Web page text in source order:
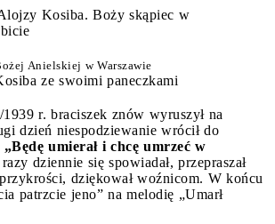
Anielskiej w Warszawie
ze swoimi paneczkami
r. braciszek znów wyruszył na
dzień niespodziewanie wrócił do
„Będę umierał i chcę umrzeć w
dziennie się spowiadał, przepraszał
dziękował woźnicom. W końcu
patrzcie jeno” na melodię „Umarł